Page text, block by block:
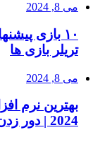
می 8, 2024
تریلر بازی ها
می 8, 2024
بهترین نرم
2024 | دور زدن تحریم ها